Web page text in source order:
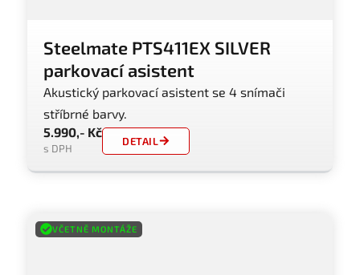
Steelmate PTS411EX SILVER
parkovací asistent
Akustický parkovací asistent se 4 snímači
stříbrné barvy.
5.990,- Kč
s DPH
DETAIL
VČETNĚ MONTÁŽE